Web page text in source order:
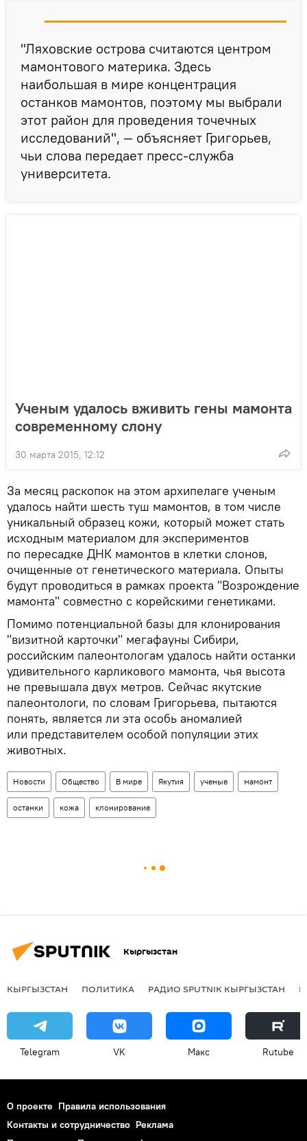
"Ляховские острова считаются центром
мамонтового материка. Здесь
наибольшая в мире концентрация
останков мамонтов, поэтому мы выбрали
этот район для проведения точечных
исследований", — объясняет Григорьев,
чьи слова передает пресс-служба
университета.
Ученым удалось вживить гены мамонта
современному слону
30 марта 2015, 12:12
За месяц раскопок на этом архипелаге ученым
удалось найти шесть туш мамонтов, в том числе
уникальный образец кожи, который может стать
исходным материалом для экспериментов
по пересадке ДНК мамонтов в клетки слонов,
очищенные от генетического материала. Опыты
будут проводиться в рамках проекта "Возрождение
мамонта" совместно с корейскими генетиками.
Помимо потенциальной базы для клонирования
"визитной карточки" мегафауны Сибири,
российским палеонтологам удалось найти останки
удивительного карликового мамонта, чья высота
не превышала двух метров. Сейчас якутские
палеонтологи, по словам Григорьева, пытаются
понять, является ли эта особь аномалией
или представителем особой популяции этих
животных.
Новости Общество В мире Якутия ученые мамонт
останки кожа клонирование
Кыргызстан
КЫРГЫЗСТАН ПОЛИТИКА РАДИО SPUTNIK КЫРГЫЗСТАН
Telegram VK Макс Rutube
О проекте Правила использования
Контакты и сотрудничество Реклама